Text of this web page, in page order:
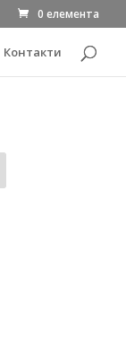
0 елемента
Контакти